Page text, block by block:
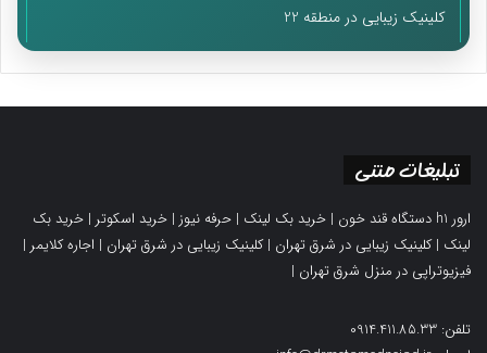
کلینیک زیبایی در منطقه 22
تبلیغات متنی
ارور h1 دستگاه قند خون | خرید بک لینک | حرفه نیوز | خرید اسکوتر | خرید بک
لینک |کلینیک زیبایی در شرق تهران |کلینیک زیبایی در شرق تهران | اجاره کلایمر |
فیزیوتراپی در منزل شرق تهران |
تلفن: 0914.411.85.33